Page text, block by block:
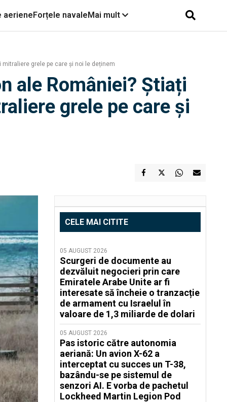
aerieneForțele navaleMai mult
grele pe care și noi le deținem
ale României? Știați
grele pe care și
CELE MAI CITITE
05 AUGUST 2026
Scurgeri de documente au
dezvăluit negocieri prin care
Emiratele Arabe Unite ar fi
interesate să încheie o tranzacție
de armament cu Israelul în
valoare de 1,3 miliarde de dolari
05 AUGUST 2026
Pas istoric către autonomia
aeriană: Un avion X-62 a
interceptat cu succes un T-38,
bazându-se pe sistemul de
senzori AI. E vorba de pachetul
Lockheed Martin Legion Pod